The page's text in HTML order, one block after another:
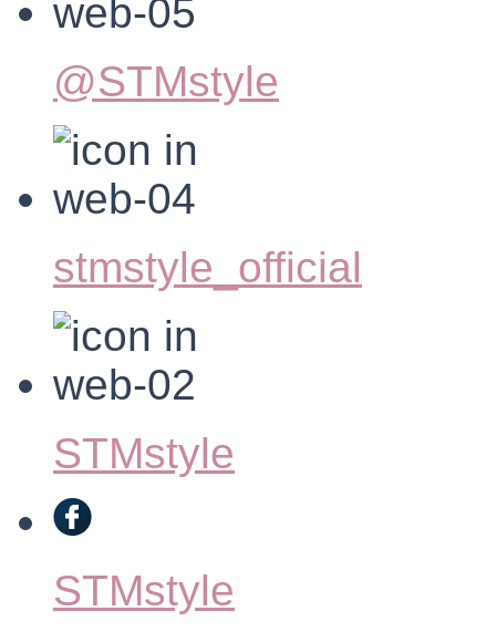
@STMstyle
stmstyle_official
STMstyle
STMstyle